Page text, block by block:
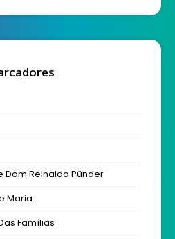
Dom Reinaldo Pünder
Maria
Famílias